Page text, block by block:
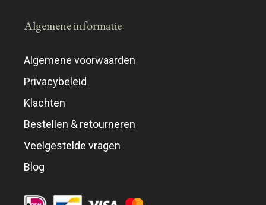
Algemene informatie
Algemene voorwaarden
Privacybeleid
Klachten
Bestellen & retourneren
Veelgestelde vragen
Blog